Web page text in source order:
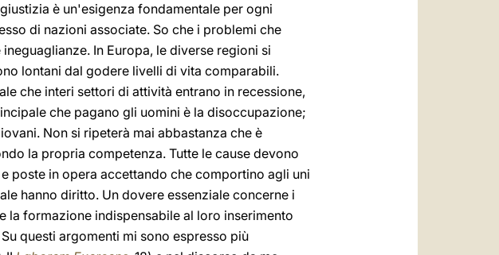
è un'esigenza fondamentale per ogni
di nazioni associate. So che i problemi che
In Europa, le diverse regioni si
lontani dal godere livelli di vita comparabili.
che interi settori di attività entrano in recessione,
che pagano gli uomini è la disoccupazione;
Non si ripeterà mai abbastanza che è
la propria competenza. Tutte le cause devono
poste in opera accettando che comportino agli uni
hanno diritto. Un dovere essenziale concerne i
la formazione indispensabile al loro inserimento
questi argomenti mi sono espresso più